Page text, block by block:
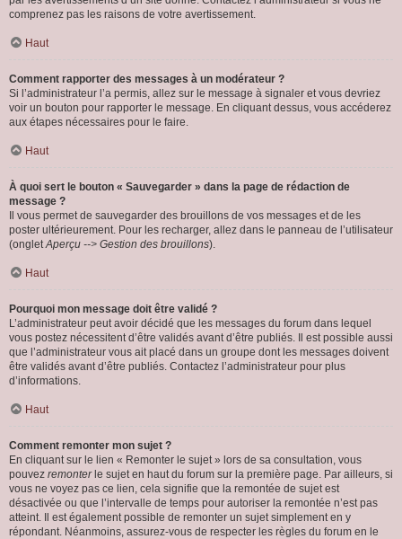
comprenez pas les raisons de votre avertissement.
Haut
Comment rapporter des messages à un modérateur ?
Si l’administrateur l’a permis, allez sur le message à signaler et vous devriez
voir un bouton pour rapporter le message. En cliquant dessus, vous accéderez
aux étapes nécessaires pour le faire.
Haut
À quoi sert le bouton « Sauvegarder » dans la page de rédaction de
message ?
Il vous permet de sauvegarder des brouillons de vos messages et de les
poster ultérieurement. Pour les recharger, allez dans le panneau de l’utilisateur
(ongletAperçu --> Gestion des brouillons).
Haut
Pourquoi mon message doit être validé ?
L’administrateur peut avoir décidé que les messages du forum dans lequel
vous postez nécessitent d’être validés avant d’être publiés. Il est possible aussi
que l’administrateur vous ait placé dans un groupe dont les messages doivent
être validés avant d’être publiés. Contactez l’administrateur pour plus
d’informations.
Haut
Comment remonter mon sujet ?
En cliquant sur le lien « Remonter le sujet » lors de sa consultation, vous
pouvez remonterle sujet en haut du forum sur la première page. Par ailleurs, si
vous ne voyez pas ce lien, cela signifie que la remontée de sujet est
désactivée ou que l’intervalle de temps pour autoriser la remontée n’est pas
atteint. Il est également possible de remonter un sujet simplement en y
répondant. Néanmoins, assurez-vous de respecter les règles du forum en le